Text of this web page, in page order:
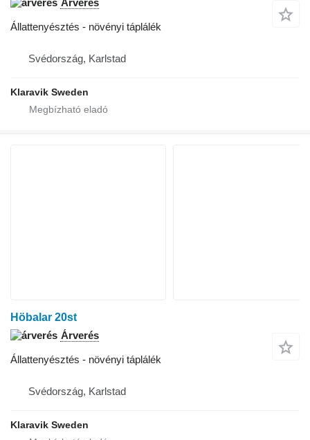
Árverés
Állattenyésztés - növényi táplálék
Svédország, Karlstad
Klaravik Sweden
Höbalar 20st
Árverés
Állattenyésztés - növényi táplálék
Svédország, Karlstad
Klaravik Sweden